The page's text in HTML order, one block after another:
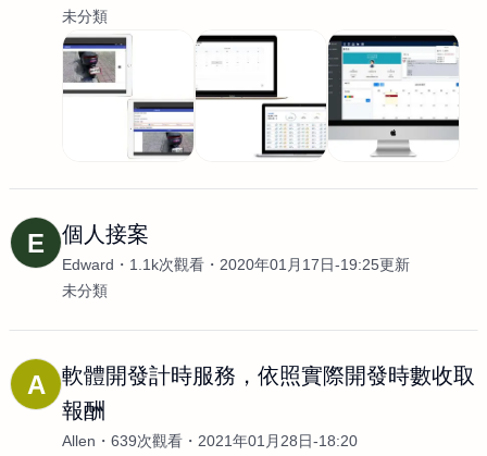
未分類
E 個人接案
Edward 1.1k次觀看
2020年01月17日-19:25更新
未分類
A
軟體開發計時服務，依照實際開發時數收取
報酬
Allen 639次觀看 2021年01月28日-18:20